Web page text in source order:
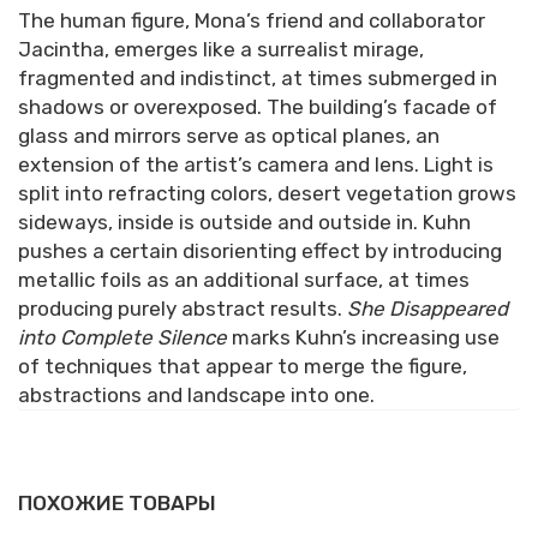
The human figure, Mona’s friend and collaborator
Jacintha, emerges like a surrealist mirage,
fragmented and indistinct, at times submerged in
shadows or overexposed. The building’s facade of
glass and mirrors serve as optical planes, an
extension of the artist’s camera and lens. Light is
split into refracting colors, desert vegetation grows
sideways, inside is outside and outside in. Kuhn
pushes a certain disorienting effect by introducing
metallic foils as an additional surface, at times
producing purely abstract results. She Disappeared
into Complete Silence marks Kuhn’s increasing use
of techniques that appear to merge the figure,
abstractions and landscape into one.
ПОХОЖИЕ ТОВАРЫ